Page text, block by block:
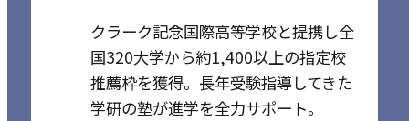
クラーク記念国際高等学校と提携し全
国320大学から約1,400以上の指定校
推薦枠を獲得。 長年受験指導してきた
学研の塾が進学を全力サポート。